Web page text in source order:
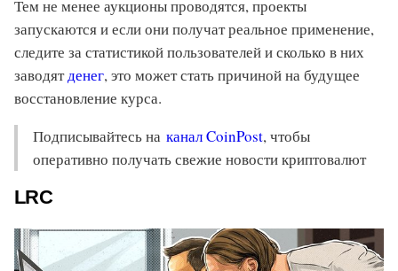
Тем не менее аукционы проводятся, проекты
запускаются и если они получат реальное применение,
следите за статистикой пользователей и сколько в них
заводятденег, это может стать причиной на будущее
восстановление курса.
Подписывайтесь на канал CoinPost, чтобы
оперативно получать свежие новости криптовалют
LRC